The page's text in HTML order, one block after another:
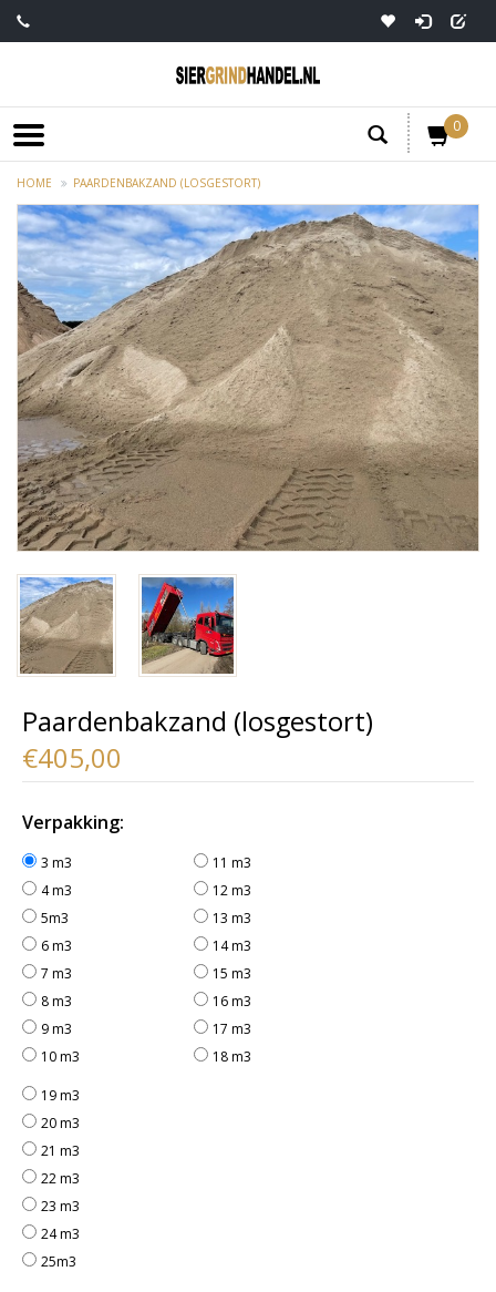
0
HOME PAARDENBAKZAND (LOSGESTORT)
Paardenbakzand (losgestort)
€405,00
Verpakking:
3 m3
4 m3
5m3
6 m3
7 m3
8 m3
9 m3
10 m3
11 m3
12 m3
13 m3
14 m3
15 m3
16 m3
17 m3
18 m3
19 m3
20 m3
21 m3
22 m3
23 m3
24 m3
25m3